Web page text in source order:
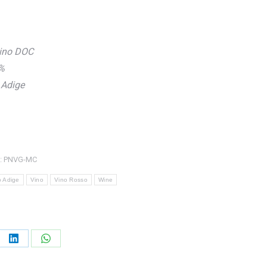
DOC
PNVG-MC
Adige Vino Vino Rosso Wine
Share
Share